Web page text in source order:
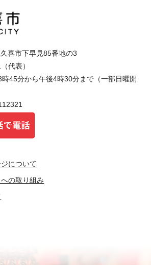
喜市下早見85番地の3
代表）
45分から午後4時30分まで（一部日曜開
について
の取り組み